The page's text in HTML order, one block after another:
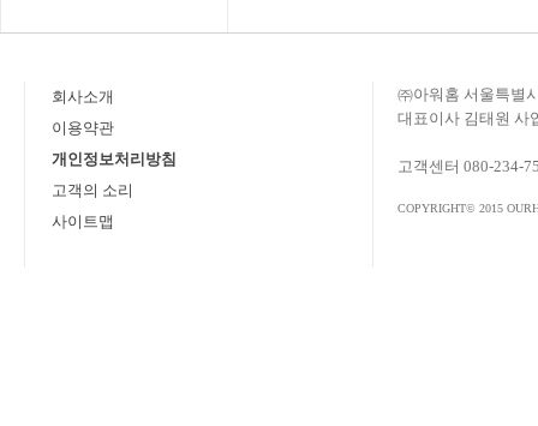
회사소개
이용약관
개인정보처리방침
고객의 소리
사이트맵
㈜아워홈 서울특별
대표이사 김태원 사
고객센터 080-234-
COPYRIGHT© 2015